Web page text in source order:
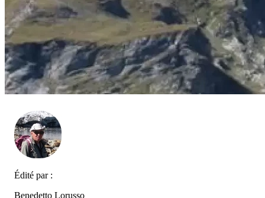
Édité par :
Benedetto Lorusso